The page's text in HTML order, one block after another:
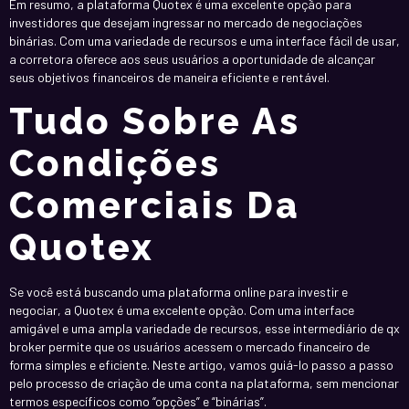
Em resumo, a plataforma Quotex é uma excelente opção para
investidores que desejam ingressar no mercado de negociações
binárias. Com uma variedade de recursos e uma interface fácil de usar,
a corretora oferece aos seus usuários a oportunidade de alcançar
seus objetivos financeiros de maneira eficiente e rentável.
Tudo Sobre As
Condições
Comerciais Da
Quotex
Se você está buscando uma plataforma online para investir e
negociar, a Quotex é uma excelente opção. Com uma interface
amigável e uma ampla variedade de recursos, esse intermediário de qx
broker permite que os usuários acessem o mercado financeiro de
forma simples e eficiente. Neste artigo, vamos guiá-lo passo a passo
pelo processo de criação de uma conta na plataforma, sem mencionar
termos específicos como “opções” e “binárias”.